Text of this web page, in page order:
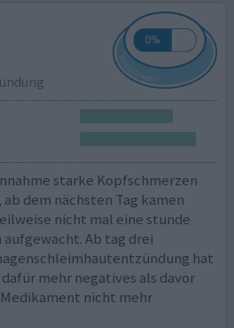
starke Kopfschmerzen
dem nächsten Tag kamen
nicht mal eine stunde
Ab tag drei
hat
mehr negatives als davor
nicht mehr